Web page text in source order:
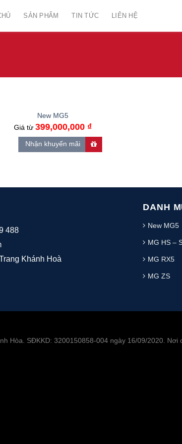
SẢN PHẨM TIN TỨC LIÊN HỆ
New MG5
Giá từ399,000,000 ₫
Nhận khuyến mãi
488
Khánh Hoà
DANH
New MG5
MG HS –
MG RX5
MG ZS
Hòa. SĐKKD: 3200150858-004 ngày 16/09/2020.